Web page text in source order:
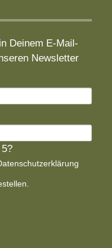
Deinem E-Mail-
Newsletter